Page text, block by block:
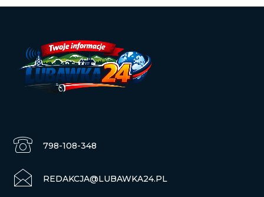
798-108-348
REDAKCJA@LUBAWKA24.PL